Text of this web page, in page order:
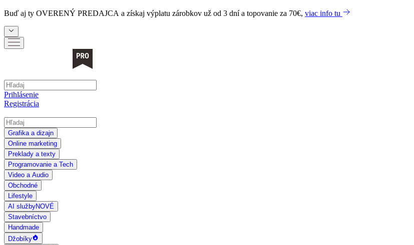
Buď aj ty OVERENÝ PREDAJCA a získaj výplatu zárobkov už od 3 dní a topovanie za 70€, viac info tu
Prihlásenie
Registrácia
Grafika a dizajn
Online marketing
Preklady a texty
Programovanie a Tech
Video a Audio
Obchodné
Lifestyle
AI službyNOVÉ
Stavebníctvo
Handmade
Džobíky